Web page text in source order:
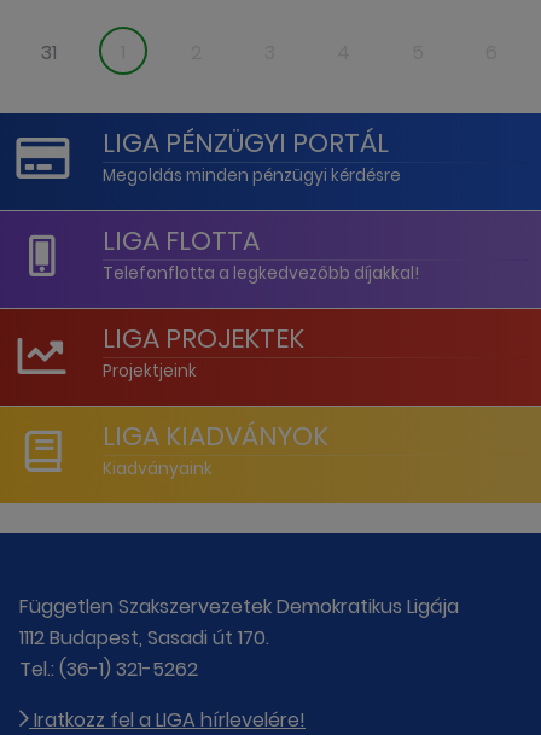
31
LIGA PÉNZÜGYI PORTÁL
Megoldás minden pénzügyi kérdésre
LIGA FLOTTA
Telefonflotta a legkedvezőbb díjakkal!
LIGA PROJEKTEK
Projektjeink
LIGA KIADVÁNYOK
Kiadványaink
Független Szakszervezetek Demokratikus Ligája
1112 Budapest, Sasadi út 170.
Tel.: (36-1) 321-5262
Iratkozz fel a LIGA hírlevelére!